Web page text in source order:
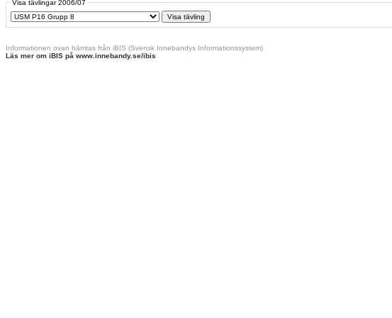
Visa tävlingar 2006/07
Informationen ovan hämtas från iBIS (Svensk Innebandys Informationssystem)
Läs mer om iBIS på www.innebandy.se/ibis